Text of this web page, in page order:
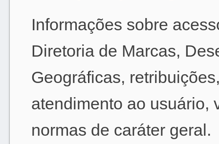
Informações sobre
Diretoria de Marcas,
Geográficas,
atendimento ao usuário,
normas de caráter geral.